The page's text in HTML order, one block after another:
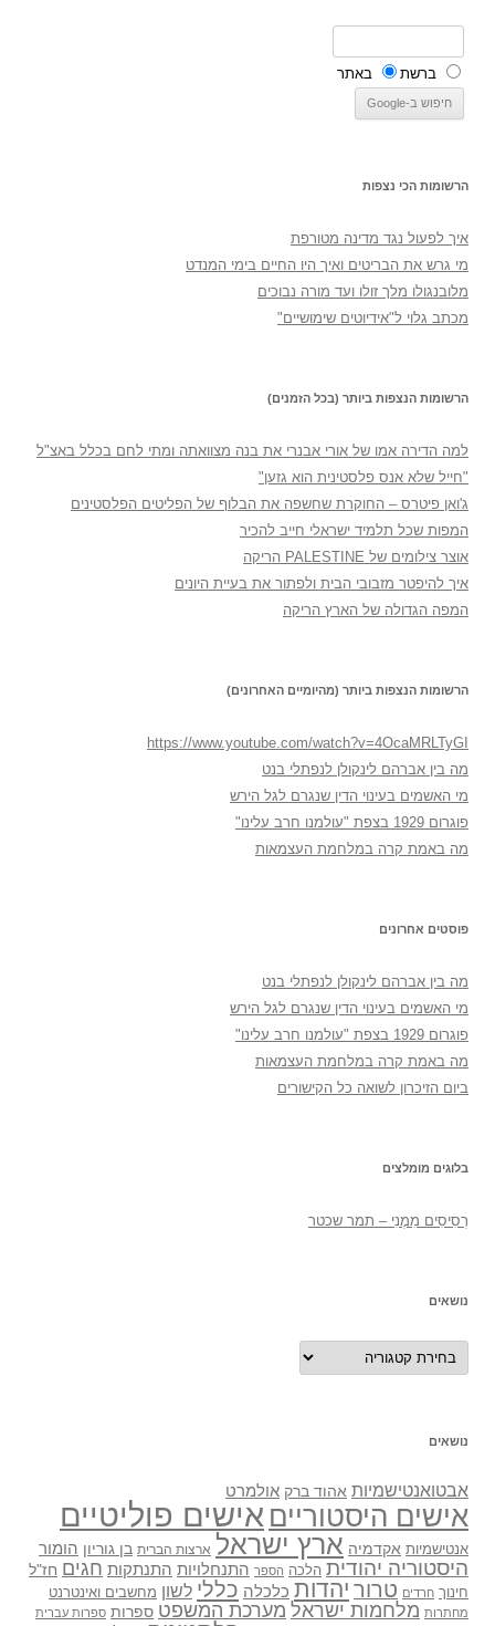
ברשת באתר
הרשומות הכי נצפות
איך לפעול נגד מדינה מטורפת
מי גרש את הבריטים ואיך היו החיים בימי המנדט
מלובנגולו מלך זולו ועד מורה נבוכים
מכתב גלוי ל"אידיוטים שימושיים"
הרשומות הנצפות ביותר (בכל הזמנים)
למה הדירה אמו של אורי אבנרי את בנה מצוואתה ומתי לחם בכלל באצ"ל
"חייל שלא אנס פלסטינית הוא גזען"
ג'ואן פיטרס – החוקרת שחשפה את הבלוף של הפליטים הפלסטינים
המפות שכל תלמיד ישראלי חייב להכיר
אוצר צילומים של PALESTINE הריקה
איך להיפטר מזבובי הבית ולפתור את בעיית היונים
המפה הגדולה של הארץ הריקה
הרשומות הנצפות ביותר (מהיומיים האחרונים)
https://www.youtube.com/watch?v=4OcaMRLTyGI
מה בין אברהם לינקולן לנפתלי בנט
מי האשמים בעינוי הדין שנגרם לגל הירש
פוגרום 1929 בצפת "עולמנו חרב עלינו"
מה באמת קרה במלחמת העצמאות
פוסטים אחרונים
מה בין אברהם לינקולן לנפתלי בנט
מי האשמים בעינוי הדין שנגרם לגל הירש
פוגרום 1929 בצפת "עולמנו חרב עלינו"
מה באמת קרה במלחמת העצמאות
ביום הזיכרון לשואה כל הקישורים
בלוגים מומלצים
רְסִיסִים מִמֶנִי – תמר שכטר
נושאים
נושאים
נושאים
אבטואנטישמיות אהוד ברק אולמרט
אישים היסטוריים אישים פוליטיים
אנטישמיות אקדמיה ארץ ישראל ארצות הברית בן גוריון הומור
היסטוריה יהודית הלכה הספר התנחלויות התנתקות חגים חז"ל
חינוך חרדים טרור יהדות כלכלה כללי לשון מחשבים ואינטרנט
מחתרות מלחמות ישראל מערכת המשפט ספרות ספרות עברית